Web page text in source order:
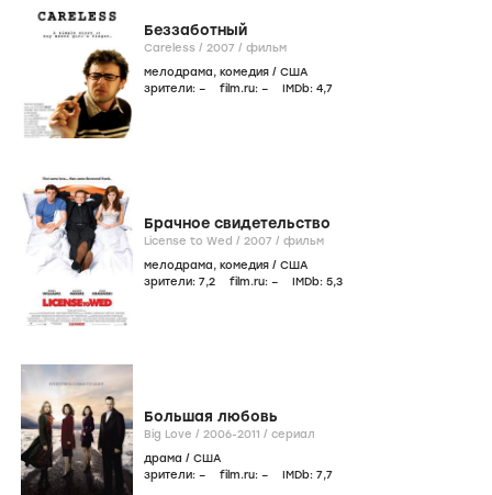
Беззаботный
Careless / 2007 / фильм
мелодрама, комедия / США
зрители: – film.ru: – IMDb: 4,7
Брачное свидетельство
License to Wed / 2007 / фильм
мелодрама, комедия / США
зрители: 7,2 film.ru: – IMDb: 5,3
Большая любовь
Big Love / 2006-2011 / сериал
драма / США
зрители: – film.ru: – IMDb: 7,7